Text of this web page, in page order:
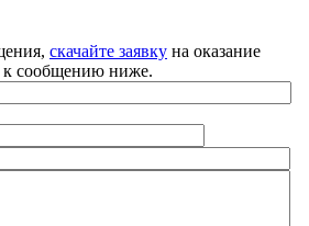
скачайте заявку на оказание
к сообщению ниже.